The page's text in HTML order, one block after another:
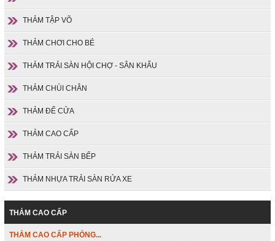
THẢM TẬP VÕ
THẢM CHƠI CHO BÉ
THẢM TRẢI SÀN HỘI CHỢ - SÂN KHẤU
THẢM CHÙI CHÂN
THẢM ĐỂ CỬA
THẢM CAO CẤP
THẢM TRẢI SÀN BẾP
THẢM NHỰA TRẢI SÀN RỬA XE
THẢM CAO CẤP
THẢM CAO CẤP PHÒNG...